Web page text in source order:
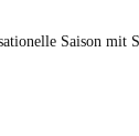
Saison mit